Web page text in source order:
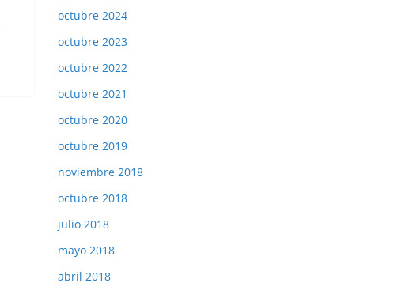
octubre 2024
octubre 2023
octubre 2022
octubre 2021
octubre 2020
octubre 2019
noviembre 2018
octubre 2018
julio 2018
mayo 2018
abril 2018